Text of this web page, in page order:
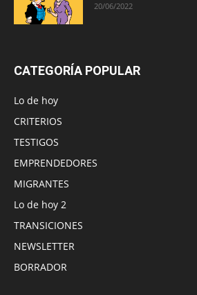
20/06/2022
CATEGORÍA POPULAR
Lo de hoy
CRITERIOS
TESTIGOS
EMPRENDEDORES
MIGRANTES
Lo de hoy 2
TRANSICIONES
NEWSLETTER
BORRADOR